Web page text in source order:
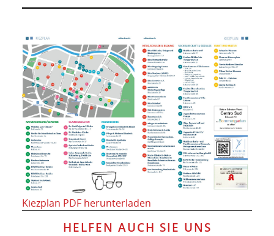
Kiezplan PDF herunterladen
HELFEN AUCH SIE UNS